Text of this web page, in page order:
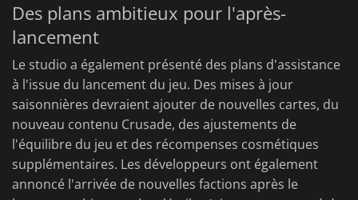
Des plans ambitieux pour l'après-
lancement
Le studio a également présenté des plans d'assistance
à l'issue du lancement du jeu. Des mises à jour
saisonnières devraient ajouter de nouvelles cartes, du
nouveau contenu Crusade, des ajustements de
l'équilibre du jeu et des récompenses cosmétiques
supplémentaires. Les développeurs ont également
annoncé l'arrivée de nouvelles factions après le